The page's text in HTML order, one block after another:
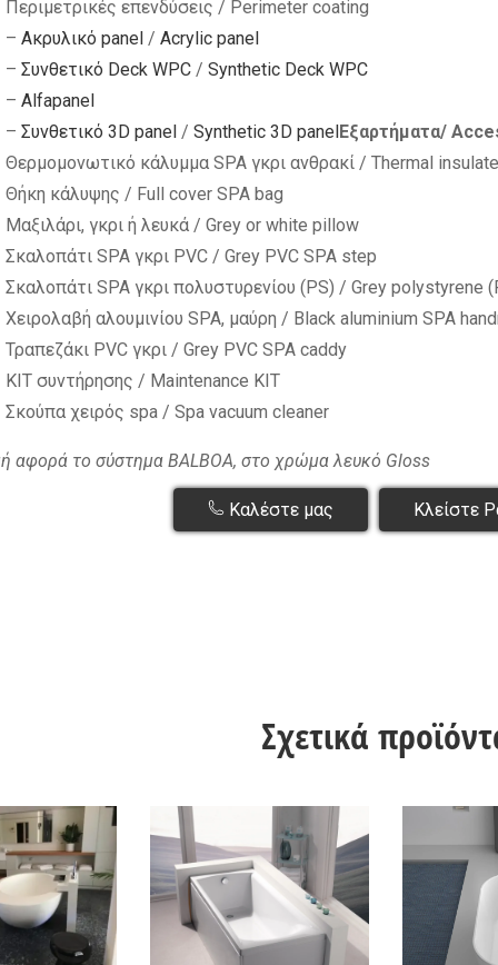
Περιμετρικές επενδύσεις / Perimeter coating
– Ακρυλικό panel / Acrylic panel
– Συνθετικό Deck WPC / Synthetic Deck WPC
– Alfapanel
– Συνθετικό 3D panel / Synthetic 3D panelΕξαρτήματα/
Θερμομονωτικό κάλυμμα SPA γκρι ανθρακί / Thermal
Θήκη κάλυψης / Full cover SPA bag
Μαξιλάρι, γκρι ή λευκά / Grey or white pillow
Σκαλοπάτι SPA γκρι PVC / Grey PVC SPA step
Σκαλοπάτι SPA γκρι πολυστυρενίου (PS) / Grey polystyrene
Χειρολαβή αλουμινίου SPA, μαύρη / Black aluminium SPA
Τραπεζάκι PVC γκρι / Grey PVC SPA caddy
ΚΙΤ συντήρησης / Maintenance KIT
Σκούπα χειρός spa / Spa vacuum cleaner
αφορά το σύστημα BALBOA, στο χρώμα λευκό Gloss
Καλέστε μας Κλείστε
Σχετικά